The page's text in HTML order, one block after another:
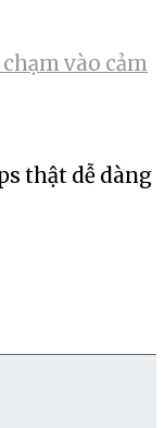
vào cảm
thật dễ dàng